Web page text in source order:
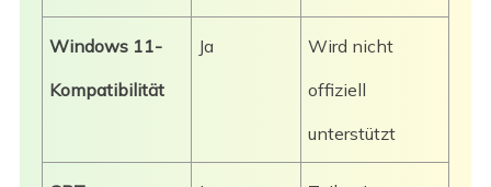
Windows 11-
Kompatibilität
Ja
Wird nicht
offiziell
unterstützt